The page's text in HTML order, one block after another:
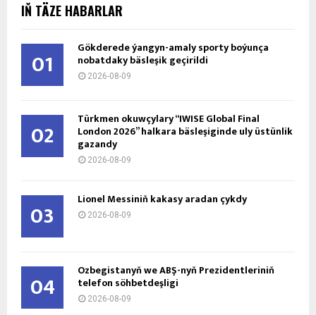
IŇ TÄZE HABARLAR
01 Gökderede ýangyn-amaly sporty boýunça
nobatdaky bäsleşik geçirildi
2026-08-09
02 Türkmen okuwçylary “IWISE Global Final
London 2026” halkara bäsleşiginde uly üstünlik
gazandy
2026-08-09
03 Lionel Messiniň kakasy aradan çykdy
2026-08-09
04 Özbegistanyň we ABŞ-nyň Prezidentleriniň
telefon söhbetdeşligi
2026-08-09